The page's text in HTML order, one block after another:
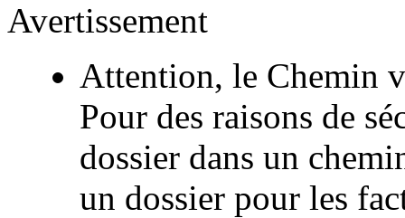
Avertissement
Attention, le Chemin
Pour des raisons de
dossier dans un
un dossier pour les